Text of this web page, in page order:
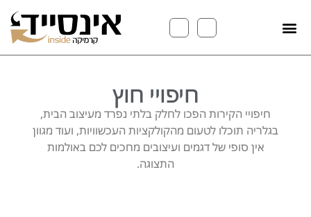
חיפויי חוץ
חיפויי הקירות הפכו לחלק בלתי נפרד מעיצוב הבית,
בגלריה תוכלו לטעום מהקולקציות העכשוויות, ועוד מגוון
אין סופי של דגמים ועיצובים מחכים לכם באולמות
התצוגה.